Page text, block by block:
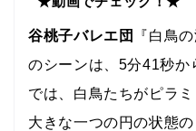
谷桃子バレエ団
『白鳥
のシーンは、5分41秒か
では、白鳥たちがピラ
大きな一つの円の状態